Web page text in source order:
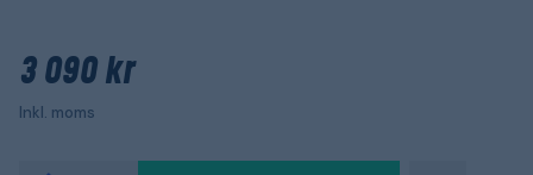
3 090 kr
Inkl. moms